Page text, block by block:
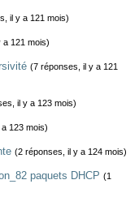
il y a 121 mois)
a 121 mois)
(7 réponses, il y a 121
il y a 123 mois)
123 mois)
(2 réponses, il y a 124 mois)
paquets DHCP (1